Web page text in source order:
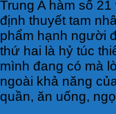
Trung A hàm số
định thuyết tam
phẩm hạnh người
thứ hai là hỷ túc
mình đang có mà
ngoài khả năng
quần, ăn uống,